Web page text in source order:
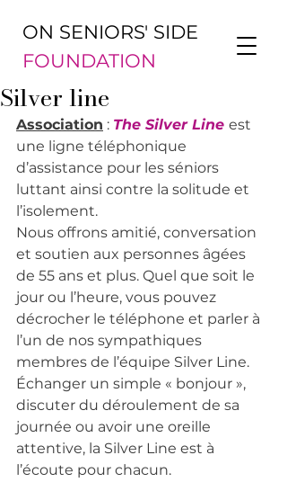
ON SENIORS' SIDE
FOUNDATION
Silver line
Association : The Silver Line est
une ligne téléphonique
d’assistance pour les séniors
luttant ainsi contre la solitude et
l’isolement.
Nous offrons amitié, conversation
et soutien aux personnes âgées
de 55 ans et plus. Quel que soit le
jour ou l’heure, vous pouvez
décrocher le téléphone et parler à
l’un de nos sympathiques
membres de l’équipe Silver Line.
Échanger un simple « bonjour »,
discuter du déroulement de sa
journée ou avoir une oreille
attentive, la Silver Line est à
l’écoute pour chacun.